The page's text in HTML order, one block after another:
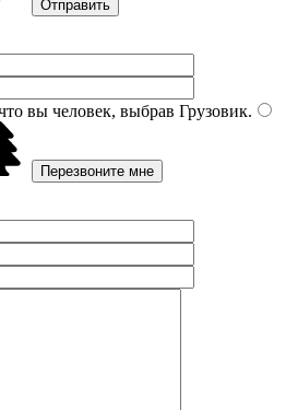
вы человек, выбрав Грузовик.